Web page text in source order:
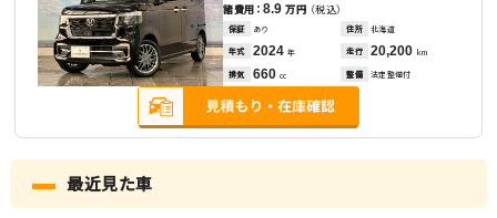
諸費用：8.9万円 （税込）
保証 あり 住所 北海道
年式 2024 年 走行 20,200 km
排気 660 cc 整備 法定整備付
最近見た車